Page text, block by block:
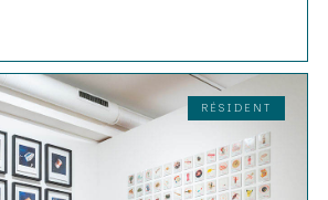
RÉSIDENT